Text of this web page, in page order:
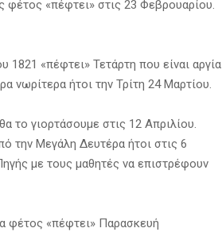
φέτος «πέφτει» στις 23 Φεβρουαρίου.
1821 «πέφτει» Τετάρτη που είναι αργία
νωρίτερα ήτοι την Τρίτη 24 Μαρτίου.
το γιορτάσουμε στις 12 Απριλίου.
την Μεγάλη Δευτέρα ήτοι στις 6
με τους μαθητές να επιστρέφουν
φέτος «πέφτει» Παρασκευή